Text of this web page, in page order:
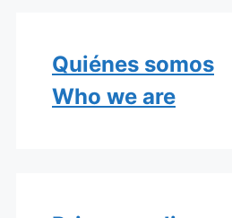
Quiénes somos
Who we are